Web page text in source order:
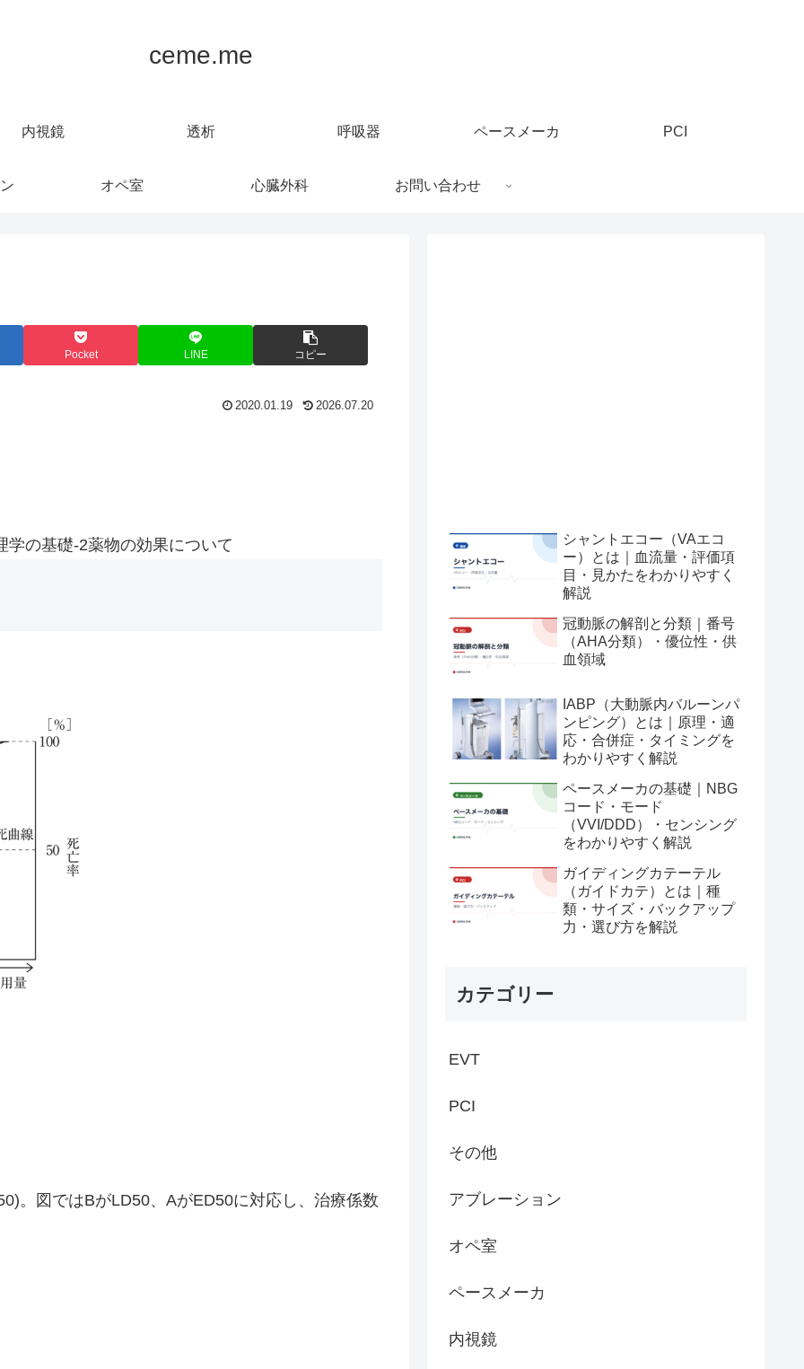
ceme.me
内視鏡 透析 呼吸器 ペースメーカ PCI
オペ室 心臓外科 お問い合わせ
Pocket LINE コピー
2020.01.19 2026.07.20
の基礎-2薬物の効果について
。図ではBがLD50、AがED50に対応し、治療係数
シャントエコー（VAエコ
ー）とは｜血流量・評価項
目・見かたをわかりやすく
解説
冠動脈の解剖と分類｜番号
（AHA分類）・優位性・供
血領域
IABP（大動脈内バルーンパ
ンピング）とは｜原理・適
応・合併症・タイミングを
わかりやすく解説
ペースメーカの基礎｜NBG
コード・モード
（VVI/DDD）・センシング
をわかりやすく解説
ガイディングカテーテル
（ガイドカテ）とは｜種
類・サイズ・バックアップ
力・選び方を解説
カテゴリー
EVT
PCI
その他
アブレーション
オペ室
ペースメーカ
内視鏡